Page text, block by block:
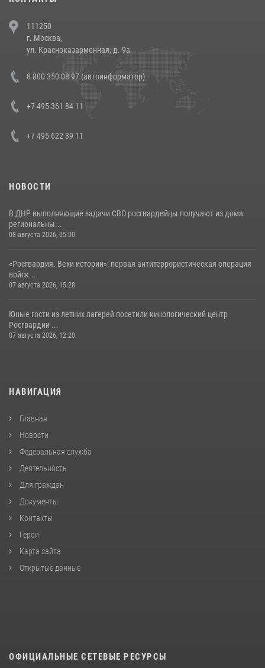
напавших на бригаду скорой помощи (видео)
14 июля 2026, 12:20
В Росгвардии прошла военно-научная конференция по обобщению
боевого опыта
111250
г. Москва,
ул. Красноказарменная, д. 9а
8 800 350 08 97 (автоинформатор)
+7 495 361 84 11
+7 495 622 39 11
НОВОСТИ
В ДНР выполняющие задачи СВО росгвардейцы получают из дома
региональны...
08 августа 2026, 05:00
«Росгвардия. Вехи истории»: первая антитеррористическая операция
войск...
07 августа 2026, 15:28
Юные гости из летних лагерей посетили кинологический центр
Росгвардии ...
07 августа 2026, 12:20
НАВИГАЦИЯ
Главная
Новости
Федеральная служба
Деятельность
Для граждан
Документы
Контакты
Герои
Карта сайта
Открытые данные
ОФИЦИАЛЬНЫЕ СЕТЕВЫЕ РЕСУРСЫ